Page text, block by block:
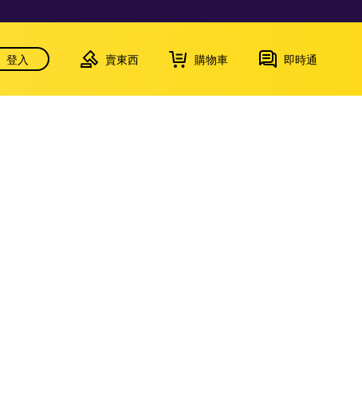
登入 賣東西 購物車 即時通